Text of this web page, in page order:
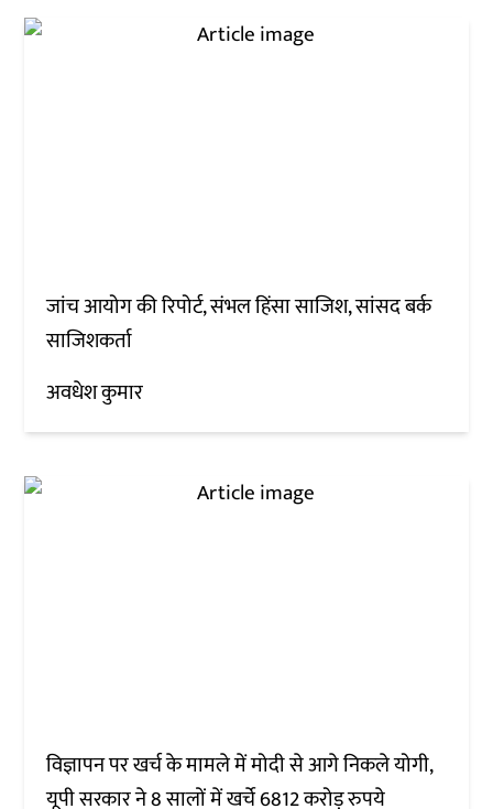
जांच आयोग की रिपोर्ट, संभल हिंसा साजिश, सांसद बर्क
साजिशकर्ता
अवधेश कुमार
विज्ञापन पर खर्च के मामले में मोदी से आगे निकले योगी,
यूपी सरकार ने 8 सालों में खर्चे 6812 करोड़ रुपये